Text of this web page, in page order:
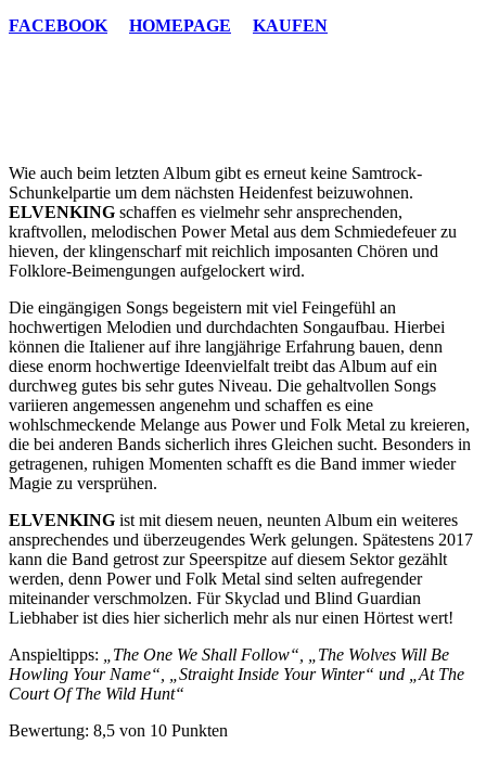
FACEBOOK
HOMEPAGE KAUFEN
Wie auch beim letzten Album gibt es erneut keine Samtrock-
Schunkelpartie um dem nächsten Heidenfest beizuwohnen.
ELVENKING schaffen es vielmehr sehr ansprechenden,
kraftvollen, melodischen Power Metal aus dem Schmiedefeuer zu
hieven, der klingenscharf mit reichlich imposanten Chören und
Folklore-Beimengungen aufgelockert wird.
Die eingängigen Songs begeistern mit viel Feingefühl an
hochwertigen Melodien und durchdachten Songaufbau. Hierbei
können die Italiener auf ihre langjährige Erfahrung bauen, denn
diese enorm hochwertige Ideenvielfalt treibt das Album auf ein
durchweg gutes bis sehr gutes Niveau. Die gehaltvollen Songs
variieren angemessen angenehm und schaffen es eine
wohlschmeckende Melange aus Power und Folk Metal zu kreieren,
die bei anderen Bands sicherlich ihres Gleichen sucht. Besonders in
getragenen, ruhigen Momenten schafft es die Band immer wieder
Magie zu versprühen.
ELVENKING ist mit diesem neuen, neunten Album ein weiteres
ansprechendes und überzeugendes Werk gelungen. Spätestens 2017
kann die Band getrost zur Speerspitze auf diesem Sektor gezählt
werden, denn Power und Folk Metal sind selten aufregender
miteinander verschmolzen. Für Skyclad und Blind Guardian
Liebhaber ist dies hier sicherlich mehr als nur einen Hörtest wert!
Anspieltipps: „The One We Shall Follow“, „The Wolves Will Be
Howling Your Name“, „Straight Inside Your Winter“ und „At The
Court Of The Wild Hunt“
Bewertung: 8,5 von 10 Punkten